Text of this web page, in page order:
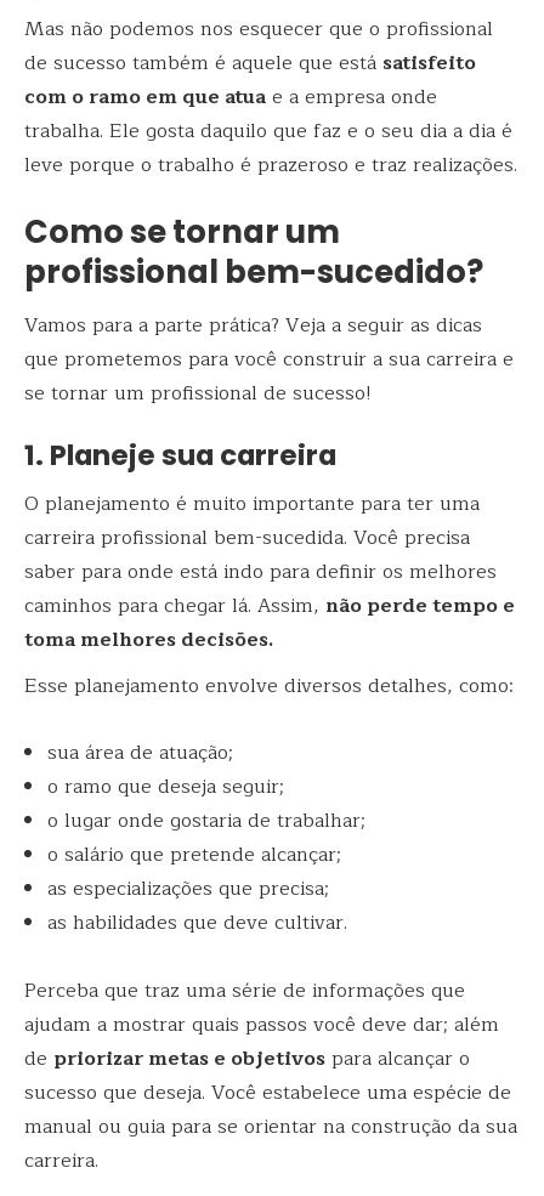
Mas não podemos nos esquecer que o profissional
de sucesso também é aquele que está satisfeito
com o ramo em que atuae a empresa onde
trabalha. Ele gosta daquilo que faz e o seu dia a dia é
leve porque o trabalho é prazeroso e traz realizações.
Como se tornar um
profissional bem-sucedido?
Vamos para a parte prática? Veja a seguir as dicas
que prometemos para você construir a sua carreira e
se tornar um profissional de sucesso!
1. Planeje sua carreira
O planejamento é muito importante para ter uma
carreira profissional bem-sucedida. Você precisa
saber para onde está indo para definir os melhores
caminhos para chegar lá. Assim, não perde tempo e
toma melhores decisões.
Esse planejamento envolve diversos detalhes, como:
sua área de atuação;
o ramo que deseja seguir;
o lugar onde gostaria de trabalhar;
o salário que pretende alcançar;
as especializações que precisa;
as habilidades que deve cultivar.
Perceba que traz uma série de informações que
ajudam a mostrar quais passos você deve dar; além
de priorizar metas e objetivospara alcançar o
sucesso que deseja. Você estabelece uma espécie de
manual ou guia para se orientar na construção da sua
carreira.